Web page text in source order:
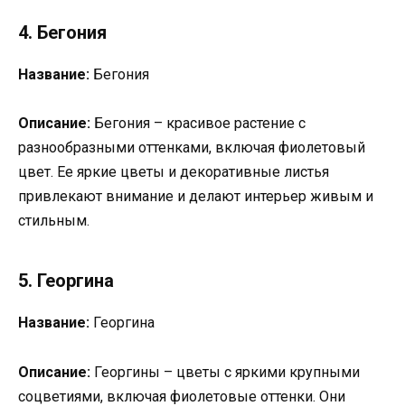
4. Бегония
Название: Бегония
Описание: Бегония – красивое растение с
разнообразными оттенками, включая фиолетовый
цвет. Ее яркие цветы и декоративные листья
привлекают внимание и делают интерьер живым и
стильным.
5. Георгина
Название: Георгина
Описание: Георгины – цветы с яркими крупными
соцветиями, включая фиолетовые оттенки. Они